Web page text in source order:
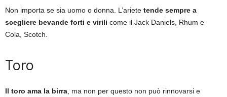
Non importa se sia uomo o donna. L’ariete tende sempre a
scegliere bevande forti e virili come il Jack Daniels, Rhum e
Cola, Scotch.
Toro
Il toro ama la birra , ma non per questo non può rinnovarsi e